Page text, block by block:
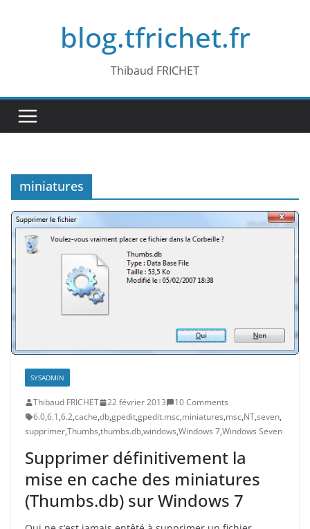
blog.tfrichet.fr
Thibaud FRICHET
miniatures
SYSADMIN
Thibaud FRICHET 22 février 2013
10 Comments
6.0,6.1,6.2,cache,db,gpedit,gpedit.msc,miniatures,msc,NT,seven,
supprimer,Thumbs,thumbs.db,windows,Windows 7,Windows Seven
Supprimer définitivement la
mise en cache des miniatures
(Thumbs.db) sur Windows 7